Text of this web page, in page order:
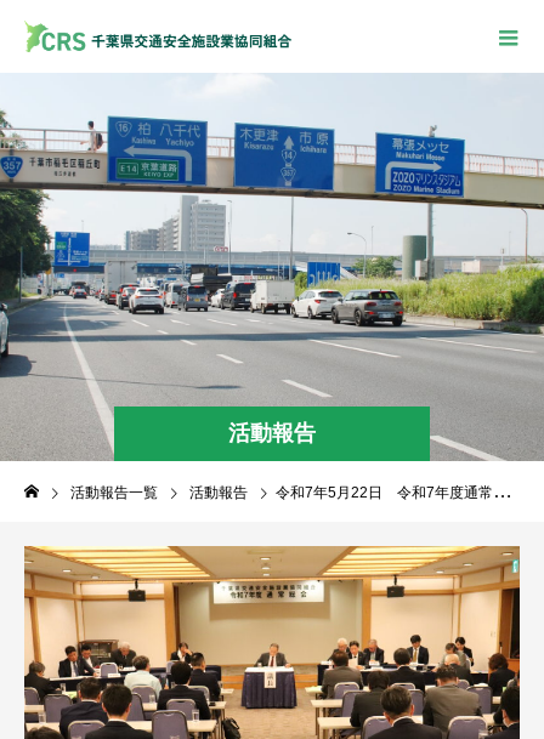
活動報告
活動報告一覧 活動報告 令和7年5月22日 令和7年度通常総会をホテルポートプラザちばにて開催いたしました。